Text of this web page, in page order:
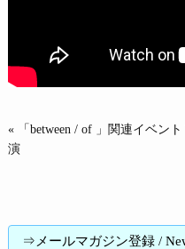
« 「between / of 」関連イベン
演
⇒メールマガジン登録 /